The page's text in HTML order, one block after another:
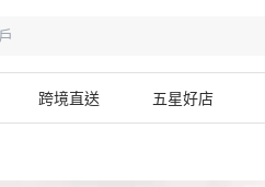
跨境直送 五星好店